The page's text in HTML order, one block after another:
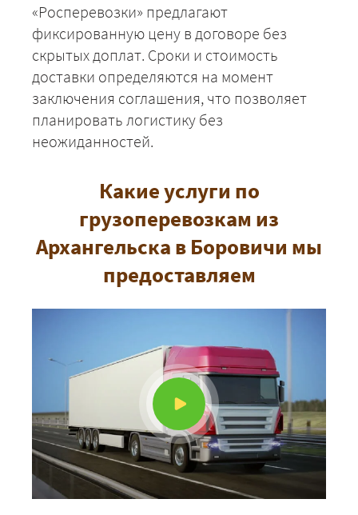
«Росперевозки» предлагают
фиксированную цену в договоре без
скрытых доплат. Сроки и стоимость
доставки определяются на момент
заключения соглашения, что позволяет
планировать логистику без
неожиданностей.
Какие услуги по
грузоперевозкам из
Архангельска в Боровичи мы
предоставляем
ЗАКАЗАТЬ